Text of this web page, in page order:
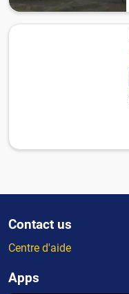
Contact us
Centre d'aide
Apps